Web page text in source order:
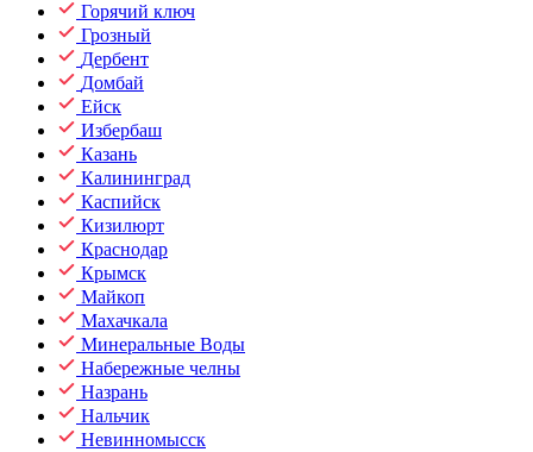
Горячий ключ
Грозный
Дербент
Домбай
Ейск
Избербаш
Казань
Калининград
Каспийск
Кизилюрт
Краснодар
Крымск
Майкоп
Махачкала
Минеральные Воды
Набережные челны
Назрань
Нальчик
Невинномысск